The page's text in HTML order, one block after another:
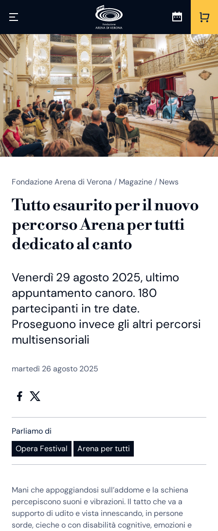
Fondazione Arena di Verona / Magazine / News
Tutto esaurito per il nuovo
percorso Arena per tutti
dedicato al canto
Venerdì 29 agosto 2025, ultimo
appuntamento canoro. 180
partecipanti in tre date.
Proseguono invece gli altri percorsi
multisensoriali
martedì 26 agosto 2025
Parliamo di
Opera Festival
Arena per tutti
Mani che appoggiandosi sull’addome e la schiena
percepiscono suoni e vibrazioni. Il tatto che va a
supporto di udito e vista innescando, in persone
sorde, cieche o con disabilità cognitive, emozioni e